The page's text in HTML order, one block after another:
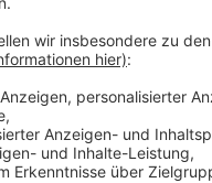
von Bert Gerresheim.
der Nordschleife der
wird mit
für das Euro-Center II
wählt Dr. Henning